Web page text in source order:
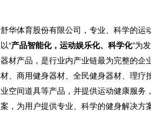
舒华体育股份有限公司，专业、科学的运
以“产品智能化，运动娱乐化、科学化”为
器材产品，是行业内产业链最为完整的企
材、商用健身器材、全民健身器材、理疗
业空间道具等产品，并提供运动健康服务
案，为用户提供专业、科学的健身解决方